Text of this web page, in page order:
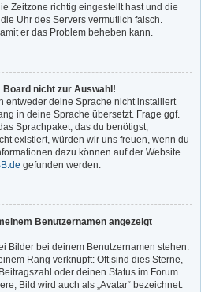
Zeitzone richtig eingestellt hast und die
Uhr des Servers vermutlich falsch.
er das Problem beheben kann.
Board nicht zur Auswahl!
entweder deine Sprache nicht installiert
in deine Sprache übersetzt. Frage ggf.
Sprachpaket, das du benötigst,
existiert, würden wir uns freuen, wenn du
dazu können auf der Website
gefunden werden.
Benutzernamen angezeigt
Bilder bei deinem Benutzernamen stehen.
Rang verknüpft: Oft sind dies Sterne,
oder deinen Status im Forum
Bild wird auch als „Avatar“ bezeichnet.